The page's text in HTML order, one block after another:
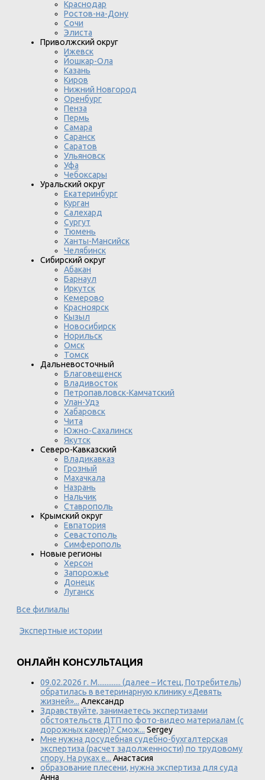
Краснодар
Ростов-на-Дону
Сочи
Элиста
Приволжский округ
Ижевск
Йошкар-Ола
Казань
Киров
Нижний Новгород
Оренбург
Пенза
Пермь
Самара
Саранск
Саратов
Ульяновск
Уфа
Чебоксары
Уральский округ
Екатеринбург
Курган
Салехард
Сургут
Тюмень
Ханты-Мансийск
Челябинск
Сибирский округ
Абакан
Барнаул
Иркутск
Кемерово
Красноярск
Кызыл
Новосибирск
Норильск
Омск
Томск
Дальневосточный
Благовещенск
Владивосток
Петропавловск-Камчатский
Улан-Удэ
Хабаровск
Чита
Южно-Сахалинск
Якутск
Северо-Кавказский
Владикавказ
Грозный
Махачкала
Назрань
Нальчик
Ставрополь
Крымский округ
Евпатория
Севастополь
Симферополь
Новые регионы
Херсон
Запорожье
Донецк
Луганск
Все филиалы
Экспертные истории
ОНЛАЙН КОНСУЛЬТАЦИЯ
09.02.2026 г. М............. (далее – Истец, Потребитель)
обратилась в ветеринарную клинику «Девять
жизней»... Александр
Здравствуйте, занимаетесь экспертизами
обстоятельств ДТП по фото-видео материалам (с
дорожных камер)? Смож... Sergey
Мне нужна досудебная судебно-бухгалтерская
экспертиза (расчет задолженности) по трудовому
спору. На руках е... Анастасия
образование плесени, нужна экспертиза для суда
Анна